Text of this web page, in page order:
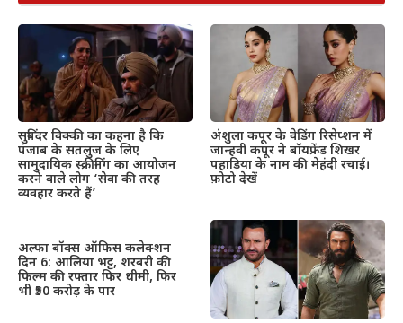
सुबिंदर विक्की का कहना है कि
पंजाब के सतलुज के लिए
सामुदायिक स्क्रीनिंग का आयोजन
करने वाले लोग ‘सेवा की तरह
व्यवहार करते हैं’
अंशुला कपूर के वेडिंग रिसेप्शन में
जान्हवी कपूर ने बॉयफ्रेंड शिखर
पहाड़िया के नाम की मेहंदी रचाई।
फ़ोटो देखें
अल्फा बॉक्स ऑफिस कलेक्शन
दिन 6: आलिया भट्ट, शरबरी की
फिल्म की रफ्तार फिर धीमी, फिर
भी ₹50 करोड़ के पार